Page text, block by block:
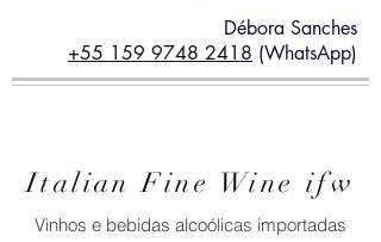
Débora Sanches
+55 159 9748 2418 (WhatsApp)
Italian Fine Wine ifw
Vinhos e bebidas alcoólicas importadas